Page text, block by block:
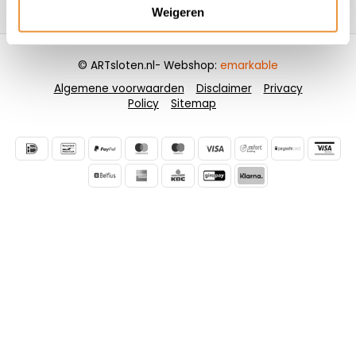
Weigeren
Contactgegevens
Algemene voorwaarden Disclaimer
Privacy
Policy
Sitemap
© ARTsloten.nl- Webshop: emarkable